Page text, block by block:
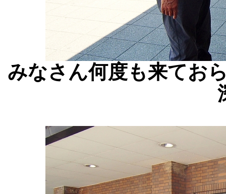
みなさん何度も来てお